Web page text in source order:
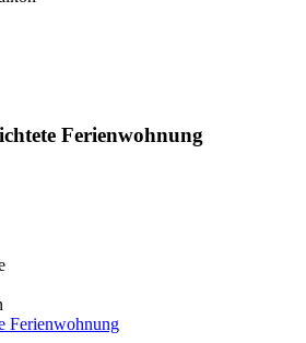
Ferienwohnung
Ferienwohnung